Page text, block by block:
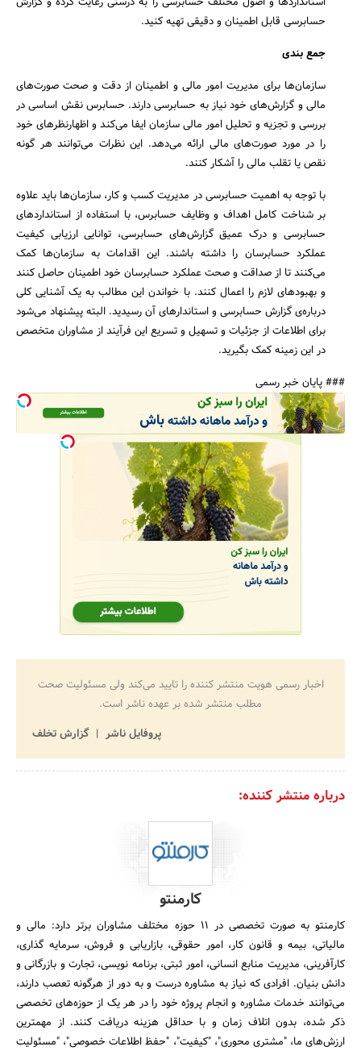
حسابرسی قابل اطمینان و دقیقی تهیه کنید.
جمع بندی
سازمان‌ها برای مدیریت امور مالی و اطمینان از دقت و صحت صورت‌های
مالی و گزارش‌های خود نیاز به حسابرسی دارند. حسابرس نقش اساسی در
بررسی و تجزیه و تحلیل امور مالی سازمان ایفا می‌کند و اظهارنظرهای خود
را در مورد صورت‌های مالی ارائه می‌دهد. این نظرات می‌توانند هر گونه
نقص یا تقلب مالی را آشکار کنند.
با توجه به اهمیت حسابرسی در مدیریت کسب و کار، سازمان‌ها باید علاوه
بر شناخت کامل اهداف و وظایف حسابرس، با استفاده از استانداردهای
حسابرسی و درک عمیق گزارش‌های حسابرسی، توانایی ارزیابی کیفیت
عملکرد حسابرسان را داشته باشند. این اقدامات به سازمان‌ها کمک
می‌کنند تا از صداقت و صحت عملکرد حسابرسان خود اطمینان حاصل کنند
و بهبودهای لازم را اعمال کنند. با خواندن این مطالب به یک آشنایی کلی
درباره‌ی گزارش حسابرسی و استاندارهای آن رسیدید. البته پیشنهاد می‌شود
برای اطلاعات از جزئیات و تسهیل و تسریع این فرآیند از مشاوران متخصص
در این زمینه کمک بگیرید.
### پایان خبر رسمی
اخبار رسمی هویت منتشر کننده را تایید می‌کند ولی مسئولیت صحت
مطلب منتشر شده بر عهده ناشر است.
پروفایل ناشر
گزارش تخلف
درباره منتشر کننده:
کارمنتو
کارمنتو به صورت تخصصی در 11 حوزه‌ مختلف مشاوران برتر دارد: مالی و
مالیاتی، بیمه و قانون کار، امور حقوقی، بازاریابی و فروش، سرمایه گذاری،
کارآفرینی، مدیریت منابع انسانی، امور ثبتی، برنامه نویسی، تجارت و بازرگانی و
دانش بنیان. افرادی که نیاز به مشاوره درست و به دور از هرگونه تعصب دارند،
می‌توانند خدمات مشاوره و انجام پروژه خود را در هر یک از حوزه‌های تخصصی
ذکر شده، بدون اتلاف زمان و با حداقل هزینه دریافت کنند. از مهمترین
ارزش‌های ما، "مشتری محوری"، "کیفیت"، "حفظ اطلاعات خصوصی"، "مسئولیت